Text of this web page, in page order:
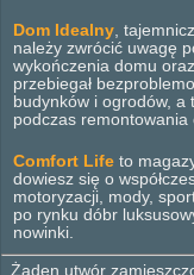
Dom Idealny,
należy zwrócić uwagę
wykończenia domu
przebiegał
budynków i ogrodów, a
podczas remontowania
Comfort Life to
dowiesz się o
motoryzacji, mody,
po rynku dóbr
nowinki.
Żaden utwór